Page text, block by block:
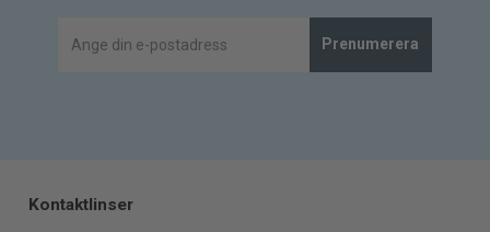
Prenumerera
Kontaktlinser